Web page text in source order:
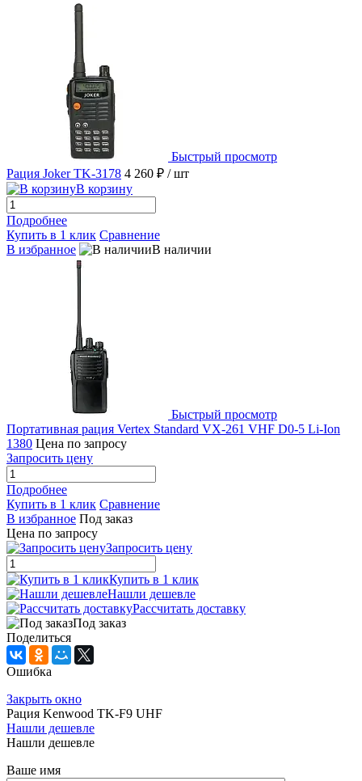
Быстрый просмотр
Рация Joker TK-3178 4 260 ₽ / шт
В корзину
Подробнее
Купить в 1 клик Сравнение
В избранное
В наличии
Быстрый просмотр
Портативная рация Vertex Standard VX-261 VHF D0-5 Li-Ion
1380 Цена по запросу
Запросить цену
Подробнее
Купить в 1 клик Сравнение
В избранное Под заказ
Цена по запросу
Запросить цену
Купить в 1 клик
Нашли дешевле
Рассчитать доставку
Под заказ
Поделиться
Ошибка
Закрыть окно
Рация Kenwood TK-F9 UHF
Нашли дешевле
Нашли дешевле
Ваше имя